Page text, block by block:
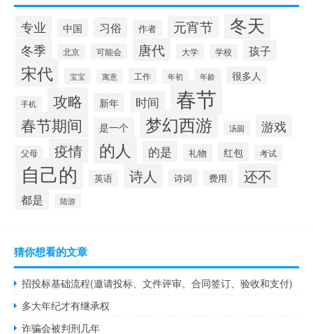
专业 中国 习俗 作者 元宵节 冬天
冬季 北京 可能会 唐代 大学 学校 孩子
宋代 宝宝 寓意 工作 年初 年龄 很多人
手机 攻略 新年 时间 春节
春节期间 是一个 梦幻西游 汤圆 游戏
父母 疫情 的人 的是 礼物 红包 考试
自己的 英语 诗人 诗词 费用 还不
都是 陆游
猜你想看的文章
招投标基础流程(邀请投标、文件评审、合同签订、验收和支付)
多大年纪才有继承权
诈骗会被判刑几年